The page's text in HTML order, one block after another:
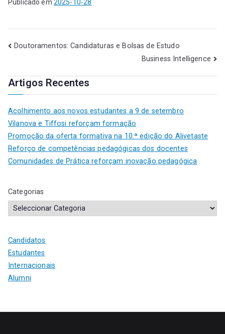
Publicado em 2025-10-28
Doutoramentos: Candidaturas e Bolsas de Estudo
Business Intelligence
Artigos Recentes
Acolhimento aos novos estudantes a 9 de setembro
Vilanova e Tiffosi reforçam formação
Promoção da oferta formativa na 10.ª edição do Alivetaste
Reforço de competências pedagógicas dos docentes
Comunidades de Prática reforçam inovação pedagógica
Categorias
Candidatos
Estudantes
Internacionais
Alumni